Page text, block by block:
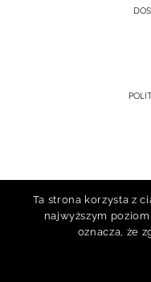
Prawa autorskie © 2026 atelier
Ta strona korzysta z
najwyższym
oznacza, że